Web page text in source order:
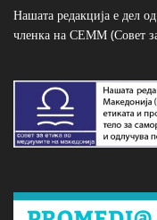
Нашата редакција е дел
членка на СЕММ (Совет